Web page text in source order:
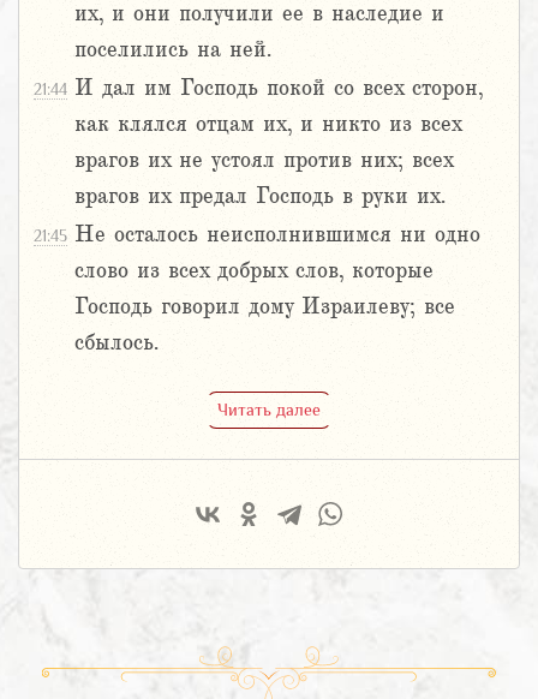
их, и они получили ее в наследие и
поселились на ней.
21:44 И дал им Господь покой со всех сторон,
как клялся отцам их, и никто из всех
врагов их не устоял против них; всех
врагов их предал Господь в руки их.
21:45 Не осталось неисполнившимся ни одно
слово из всех добрых слов, которые
Господь говорил дому Израилеву; все
сбылось.
Читать далее